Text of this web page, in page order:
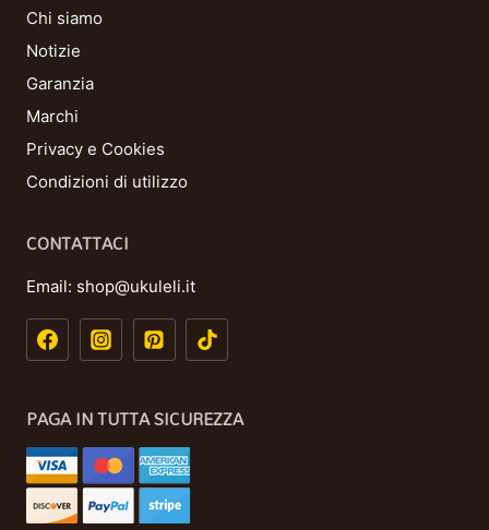
Chi siamo
Notizie
Garanzia
Marchi
Privacy e Cookies
Condizioni di utilizzo
CONTATTACI
Email: shop@ukuleli.it
PAGA IN TUTTA SICUREZZA